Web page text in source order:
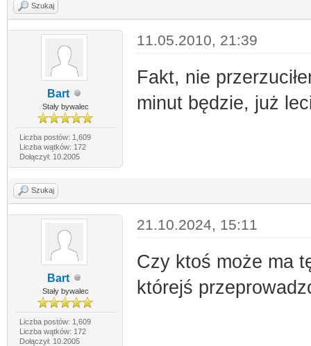
Szukaj
Bart
Stały bywalec
Liczba postów: 1,609
Liczba wątków: 172
Dołączył: 10.2005
11.05.2010, 21:39
Fakt, nie
minut będzie, już
Szukaj
Bart
Stały bywalec
Liczba postów: 1,609
Liczba wątków: 172
Dołączył: 10.2005
21.10.2024, 15:11
Czy ktoś może ma
którejś